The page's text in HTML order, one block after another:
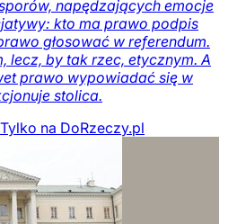
napędzających emocje
kto ma prawo podpis
głosować w referendum.
lecz, by tak rzec, etycznym. A
prawo wypowiadać się w
stolica.
Tylko na DoRzeczy.pl